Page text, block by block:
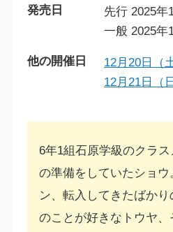
発売日
先行 2025
一般 2025
他の開催日
12月20日（
12月21日（
6年1組石原学級のクラ
の準備をしていたショウ
ン、転入してきたばか
のことが好きなトウヤ